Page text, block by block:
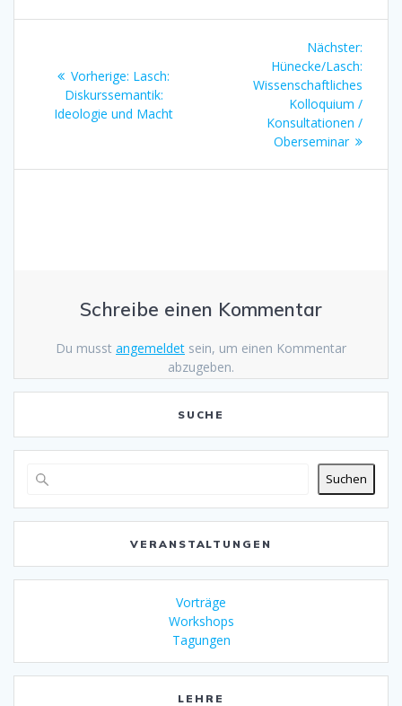
Vorherige: Vorheriger
Beitrag:
Lasch:
Diskurssemantik:
Ideologie und Macht
Nächster:
Hünecke/Lasch:
Wissenschaftliches
Kolloquium /
Konsultationen /
Oberseminar
Schreibe einen Kommentar
Du musst angemeldet sein, um einen Kommentar
abzugeben.
SUCHE
Suchen
VERANSTALTUNGEN
Vorträge
Workshops
Tagungen
LEHRE